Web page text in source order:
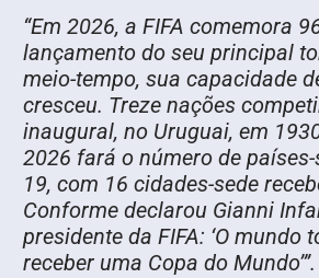
“Em 2026, a FIFA comemora
lançamento do seu principal
meio-tempo, sua capacidade
cresceu. Treze nações
inaugural, no Uruguai, em
2026 fará o número de
19, com 16 cidades-sede
Conforme declarou Gianni
presidente da FIFA: ‘O mundo
receber uma Copa do Mundo’”.